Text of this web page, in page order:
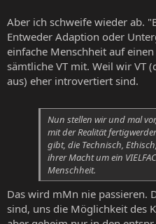
Aber ich schweife wieder ab.
Entweder Adaption oder
einfache Menschheit auf
sämtliche VT mit. Weil wir VT
aus) eher introvertiert sind.
Nun stellen wir und mal
mit der Realität
gibt, die Technisch,
ihrer Macht um ein
Menschheit.
Das wird mMn nie passieren.
sind, uns die Möglichkeit des